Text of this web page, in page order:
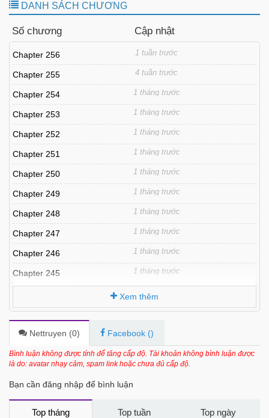
DANH SÁCH CHƯƠNG
Số chương Cập nhật
Chapter 256 1 tuần trước
Chapter 255 4 tuần trước
Chapter 254 1 tháng trước
Chapter 253 1 tháng trước
Chapter 252 1 tháng trước
Chapter 251 1 tháng trước
Chapter 250 1 tháng trước
Chapter 249 1 tháng trước
Chapter 248 1 tháng trước
Chapter 247 1 tháng trước
Chapter 246 1 tháng trước
Chapter 245 1 tháng trước
Chapter 243 1 tháng trước
Chapter 242 1 tháng trước
Chapter 241 1 tháng trước
1 tháng trước
Chapter 239
Chapter 238 1 tháng trước
Xem thêm
Nettruyen (0) Facebook ()
Bình luận không được tính để tăng cấp độ. Tài khoản không bình luận được
là do: avatar nhạy cảm, spam link hoặc chưa đủ cấp độ.
Bạn cần đăng nhập để bình luận
Top tháng Top tuần Top ngày